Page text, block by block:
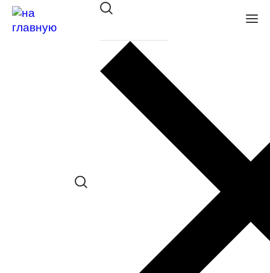
Оправа SWING TR 145 P486
в наличии (Осталась 1 шт.) *наличие
товара в конкретном салоне
необходимо уточнять отдельно
Сравнить товар